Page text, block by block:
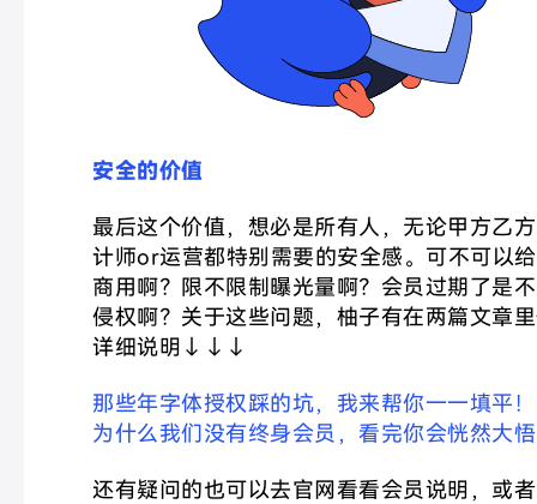
安全的价值
最后这个价值，想必是所有人，无论甲方乙
计师or运营都特别需要的安全感。可不可以
商用啊？限不限制曝光量啊？会员过期了是
侵权啊？关于这些问题，柚子有在两篇文章
详细说明↓↓↓
那些年字体授权踩的坑，我来帮你一一填平！
为什么我们没有终身会员，看完你会恍然大
还有疑问的也可以去官网看看会员说明，或